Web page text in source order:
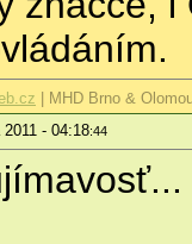
| MHD Brno &
- 04:18:44